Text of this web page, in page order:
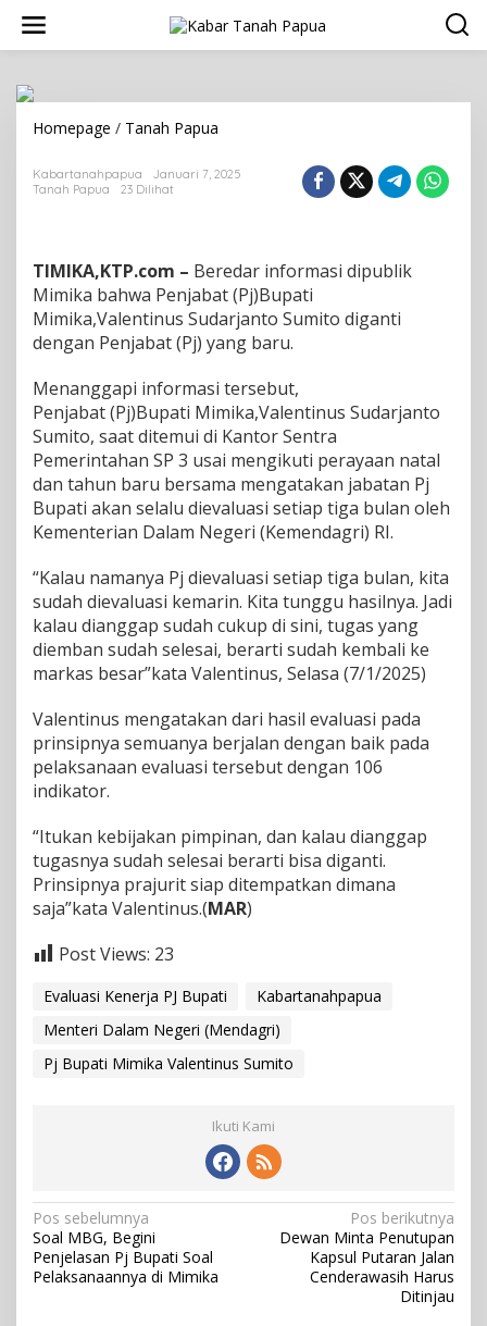
w
Homepage / Tanah Papua
d
a
u
d
u
Kabartanahpapua
Januari 7, 2025
Tanah Papua
23 Dilihat
TIMIKA,KTP.com – Beredar informasi dipublik
Mimika bahwa Penjabat (Pj)Bupati
Mimika,Valentinus Sudarjanto Sumito diganti
dengan Penjabat (Pj) yang baru.
Menanggapi informasi tersebut,
Penjabat (Pj)Bupati Mimika,Valentinus Sudarjanto
Sumito, saat ditemui di Kantor Sentra
Pemerintahan SP 3 usai mengikuti perayaan natal
dan tahun baru bersama mengatakan jabatan Pj
Bupati akan selalu dievaluasi setiap tiga bulan oleh
Kementerian Dalam Negeri (Kemendagri) RI.
“Kalau namanya Pj dievaluasi setiap tiga bulan, kita
sudah dievaluasi kemarin. Kita tunggu hasilnya. Jadi
kalau dianggap sudah cukup di sini, tugas yang
diemban sudah selesai, berarti sudah kembali ke
markas besar”kata Valentinus, Selasa (7/1/2025)
Valentinus mengatakan dari hasil evaluasi pada
prinsipnya semuanya berjalan dengan baik pada
pelaksanaan evaluasi tersebut dengan 106
indikator.
“Itukan kebijakan pimpinan, dan kalau dianggap
tugasnya sudah selesai berarti bisa diganti.
Prinsipnya prajurit siap ditempatkan dimana
saja”kata Valentinus.(MAR)
Post Views: 23
Evaluasi Kenerja PJ Bupati
Kabartanahpapua
Menteri Dalam Negeri (Mendagri)
Pj Bupati Mimika Valentinus Sumito
Ikuti Kami
N
a
v
Pos sebelumnya
Soal MBG, Begini
Penjelasan Pj Bupati Soal
Pelaksanaannya di Mimika
Pos berikutnya
Dewan Minta Penutupan
Kapsul Putaran Jalan
Cenderawasih Harus
Ditinjau